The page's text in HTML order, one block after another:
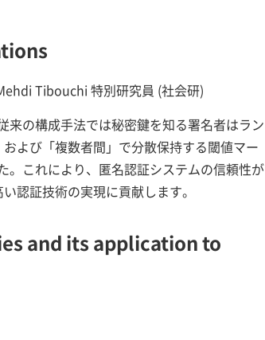
Tibouchi 特別研究員 (社会研)
の構成手法では秘密鍵を知る署名者はラン
よび「複数者間」で分散保持する閾値マー
。これにより、匿名認証システムの信頼性が
認証技術の実現に貢献します。
and its application to